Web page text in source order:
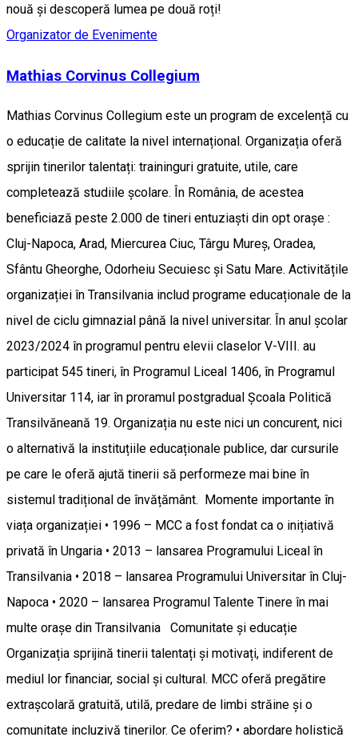
nouă și descoperă lumea pe două roți!
Organizator de Evenimente
Mathias Corvinus Collegium
Mathias Corvinus Collegium este un program de excelență cu
o educație de calitate la nivel internațional. Organizația oferă
sprijin tinerilor talentați: traininguri gratuite, utile, care
completează studiile școlare. În România, de acestea
beneficiază peste 2.000 de tineri entuziaști din opt orașe :
Cluj-Napoca, Arad, Miercurea Ciuc, Târgu Mureș, Oradea,
Sfântu Gheorghe, Odorheiu Secuiesc și Satu Mare. Activitățile
organizației în Transilvania includ programe educaționale de la
nivel de ciclu gimnazial până la nivel universitar. În anul școlar
2023/2024 în programul pentru elevii claselor V-VIII. au
participat 545 tineri, în Programul Liceal 1406, în Programul
Universitar 114, iar în proramul postgradual Școala Politică
Transilvăneană 19. Organizația nu este nici un concurent, nici
o alternativă la instituțiile educaționale publice, dar cursurile
pe care le oferă ajută tinerii să performeze mai bine în
sistemul tradițional de învățământ. Momente importante în
viața organizației • 1996 – MCC a fost fondat ca o inițiativă
privată în Ungaria • 2013 – lansarea Programului Liceal în
Transilvania • 2018 – lansarea Programului Universitar în Cluj-
Napoca • 2020 – lansarea Programul Talente Tinere în mai
multe orașe din Transilvania Comunitate și educație
Organizația sprijină tinerii talentați și motivați, indiferent de
mediul lor financiar, social și cultural. MCC oferă pregătire
extrașcolară gratuită, utilă, predare de limbi străine și o
comunitate incluzivă tinerilor. Ce oferim? • abordare holistică